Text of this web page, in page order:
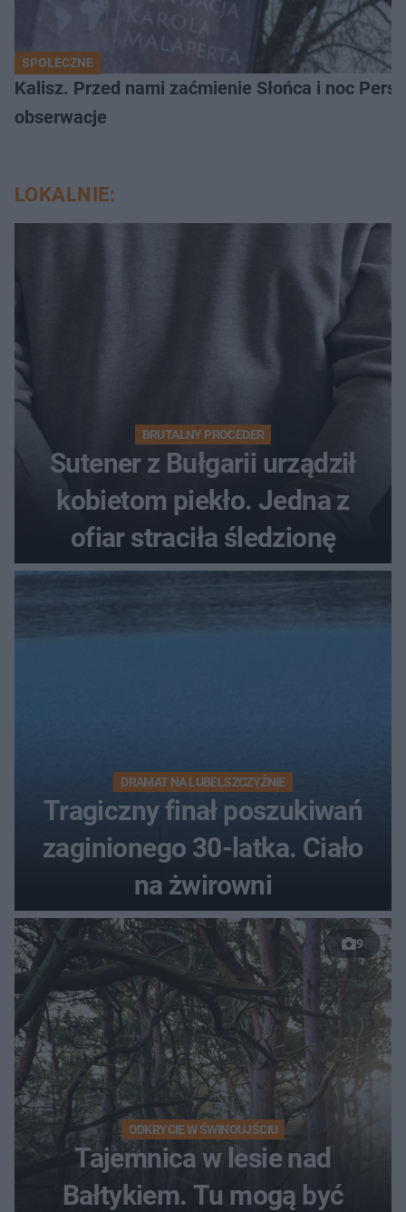
SPOŁECZNE
Kalisz. Przed nami zaćmienie Słońca i noc
obserwacje
LOKALNIE:
BRUTALNY PROCEDER
Sutener z Bułgarii urządził
kobietom piekło. Jedna z
ofiar straciła śledzionę
DRAMAT NA LUBELSZCZYŹNIE
Tragiczny finał poszukiwań
zaginionego 30-latka. Ciało
na żwirowni
9
ODKRYCIE W ŚWINOUJŚCIU
Tajemnica w lesie nad
Bałtykiem. Tu mogą być